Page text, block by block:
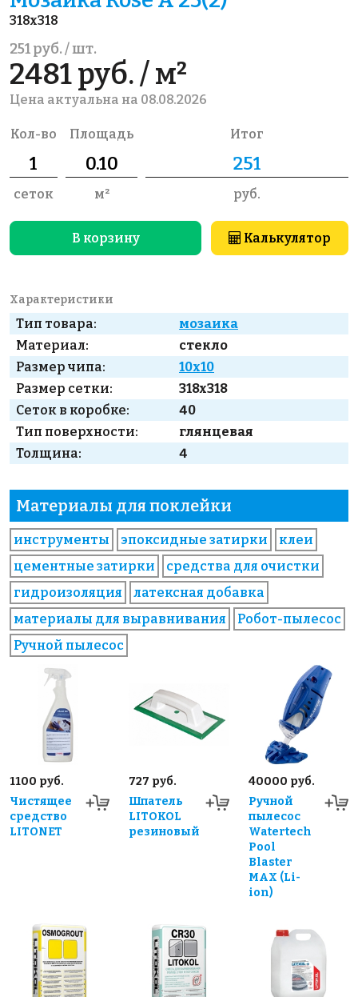
318x318
251 руб. / шт.
2481 руб. / м²
Цена актуальна на 08.08.2026
Кол-во
сеток
Площадь
м²
Итог
руб.
В корзину Калькулятор
Характеристики
Тип товара:
мозаика
Материал:
стекло
Размер чипа:
10x10
Размер сетки:
318x318
Сеток в коробке:
40
Тип поверхности:
глянцевая
Толщина:
4
Материалы для поклейки
инструменты эпоксидные затирки
клеи
цементные затирки
средства для очистки
гидроизоляция
латексная добавка
материалы для выравнивания
Робот-пылесос
Ручной пылесос
1100 руб.
Чистящее
средство
LITONET
727 руб.
Шпатель
LITOKOL
резиновый
40000 руб.
Ручной
пылесос
Watertech
Pool
Blaster
MAX (Li-
ion)